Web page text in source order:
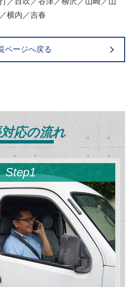
横内／吉春
ページへ戻る
応の流れ
Step1